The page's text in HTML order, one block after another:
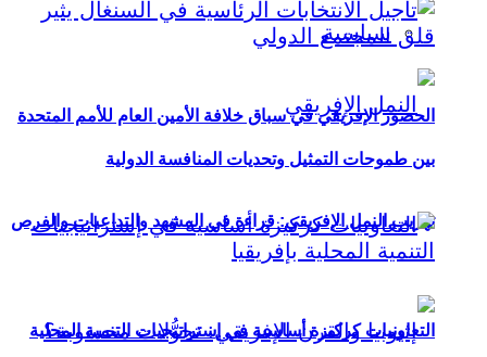
سياسية
تهريب النمل الإفريقي: قراءة في المشهد والتداعيات والفرص
الحضور الإفريقي في سباق خلافة الأمين العام للأمم المتحدة
بين طموحات التمثيل وتحديات المنافسة الدولية
التعاونيات كركيزة أساسية في إستراتيجيات التنمية المحلية